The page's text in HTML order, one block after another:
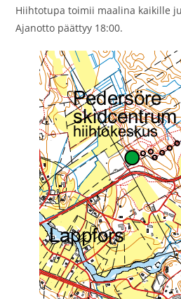
Hiihtotupa toimii maalina kaikille
Ajanotto päättyy 18:00.